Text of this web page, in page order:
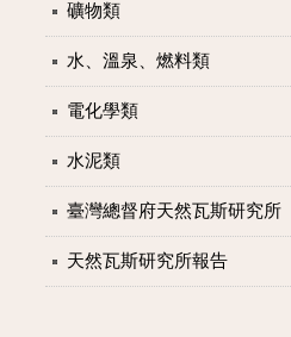
礦物類
水、溫泉、燃料類
電化學類
水泥類
臺灣總督府天然瓦斯研究所
天然瓦斯研究所報告